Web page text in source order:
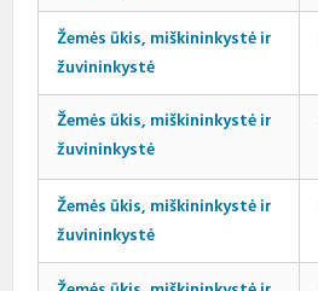
Žemės ūkis, miškininkystė ir
žuvininkystė
Žemės ūkis, miškininkystė ir
žuvininkystė
Žemės ūkis, miškininkystė ir
žuvininkystė